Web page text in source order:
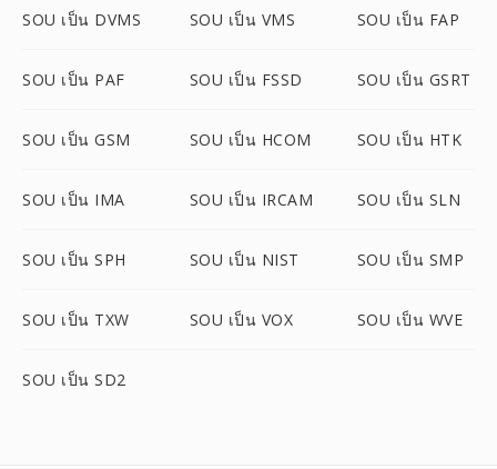
SOU เป็น DVMS SOU เป็น VMS SOU เป็น FAP
SOU เป็น PAF SOU เป็น FSSD SOU เป็น GSRT
SOU เป็น GSM SOU เป็น HCOM SOU เป็น HTK
SOU เป็น IMA SOU เป็น IRCAM SOU เป็น SLN
SOU เป็น SPH SOU เป็น NIST SOU เป็น SMP
SOU เป็น TXW SOU เป็น VOX SOU เป็น WVE
SOU เป็น SD2